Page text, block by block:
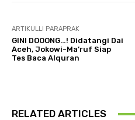
ARTIKULLI PARAPRAK
GINI DOOONG…! Didatangi Dai
Aceh, Jokowi-Ma’ruf Siap
Tes Baca Alquran
RELATED ARTICLES